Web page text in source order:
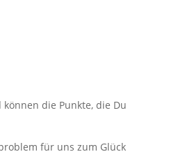
die Punkte, die Du
für uns zum Glück